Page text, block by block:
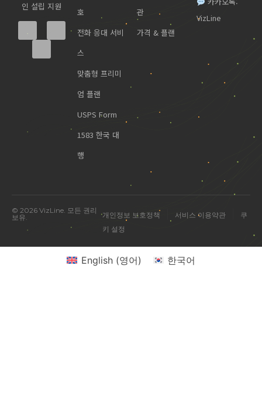
인 설립 지원
호
전화 응대 서비
스
맞춤형 프리미
엄 플랜
USPS Form
1583 한국 대
행
관
가격 & 플랜
VizLine
© 2026 VizLine. 모든 권리
보유.
개인정보 보호정책 서비스 이용약관
쿠
키 설정
English(영어) 한국어